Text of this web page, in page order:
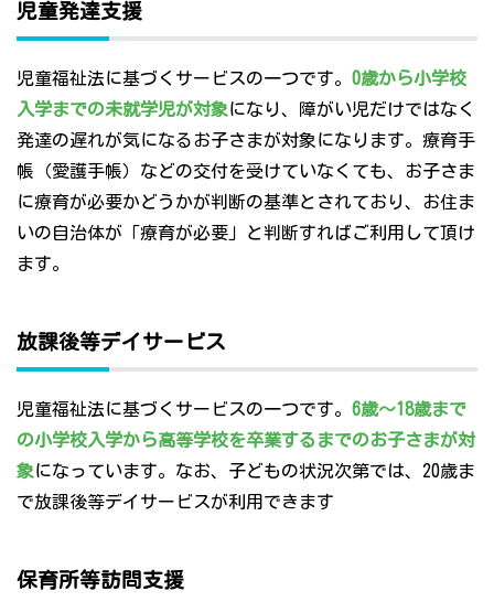
児童発達支援
児童福祉法に基づくサービスの一つです。 0歳から小学校
入学までの未就学児が対象になり、障がい児だけではなく
発達の遅れが気になるお子さまが対象になります。療育手
帳（愛護手帳）などの交付を受けていなくても、お子さま
に療育が必要かどうかが判断の基準とされており、お住ま
いの自治体が「療育が必要」と判断すればご利用して頂け
ます。
放課後等デイサービス
児童福祉法に基づくサービスの一つです。 6歳～18歳まで
の小学校入学から高等学校を卒業するまでのお子さまが対
象になっています。なお、子どもの状況次第では、20歳ま
で放課後等デイサービスが利用できます
保育所等訪問支援